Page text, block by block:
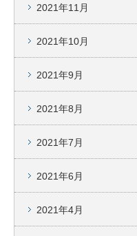
2021年11月
2021年10月
2021年9月
2021年8月
2021年7月
2021年6月
2021年4月